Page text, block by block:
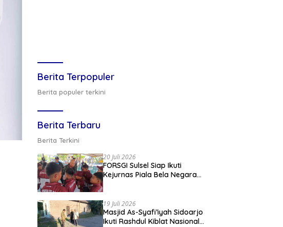
Berita Terpopuler
Berita populer terkini
Berita Terbaru
Berita Terkini
20 Juli 2026
FORSGI Sulsel Siap Ikuti
Kejurnas Piala Bela Negara
19 Juli 2026
Masjid As-Syafi’iyah Sidoarjo
Ikuti Rashdul Kiblat Nasional,